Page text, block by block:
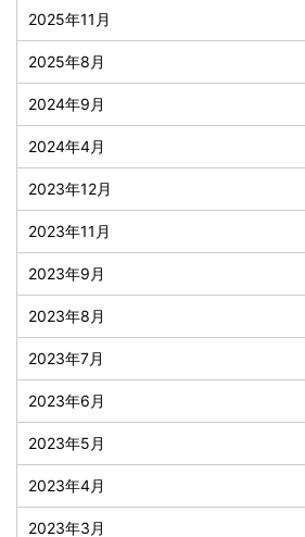
2025年11月
2025年8月
2024年9月
2024年4月
2023年12月
2023年11月
2023年9月
2023年8月
2023年7月
2023年6月
2023年5月
2023年4月
2023年3月